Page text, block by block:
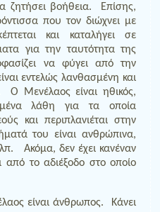
ζητήσει βοήθεια. Επίσης,
που τον διώχνει με
και καταλήγει σε
για την ταυτότητα της
να φύγει από την
εντελώς λανθασμένη και
Ο Μενέλαος είναι ηθικός,
λάθη για τα οποία
και περιπλανιέται στην
του είναι ανθρώπινα,
Ακόμα, δεν έχει κανέναν
από το αδιέξοδο στο οποίο
είναι άνθρωπος. Κάνει